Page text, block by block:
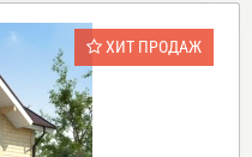
ХИТ ПРОДАЖ